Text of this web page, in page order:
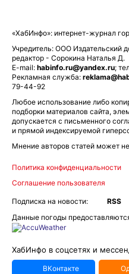
«ХабИнфо»: интернет-журнал
Учредитель: ООО Издательский
редактор - Сорокина Наталья Д.
E-mail: habinfo.ru@yandex.ru;
Рекламная служба:
79-44-92
Любое использование либо
подборки материалов сайта,
допускается с письменного
и прямой индексируемой
Мнение авторов статей может
Политика конфиденциальности
Соглашение пользователя
Подписка на новости:
RSS
Данные погоды
ХабИнфо в соцсетях и
ВКонтакте